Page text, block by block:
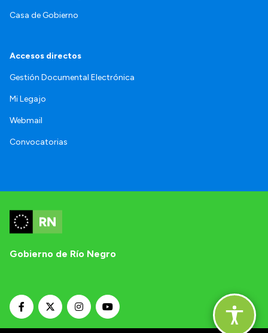
Casa de Gobierno
Accesos directos
Gestión Documental Electrónica
Mi Legajo
Webmail
Convocatorias
Gobierno de Río Negro